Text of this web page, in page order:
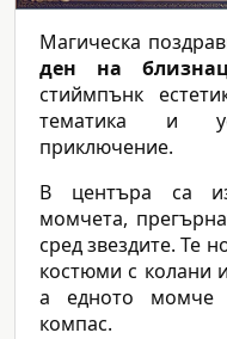
Магическа
ден на
стиймпънк
тематика и
приключение.
В центъра са
момчета,
сред звездите. Те
костюми с колани
а едното момче
компас.